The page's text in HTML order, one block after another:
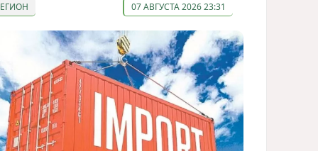
07 АВГУСТА 2026 23:31